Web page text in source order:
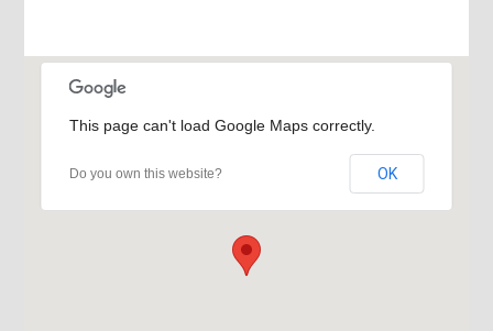
This page can't load Google Maps correctly.
Do you own this website? OK